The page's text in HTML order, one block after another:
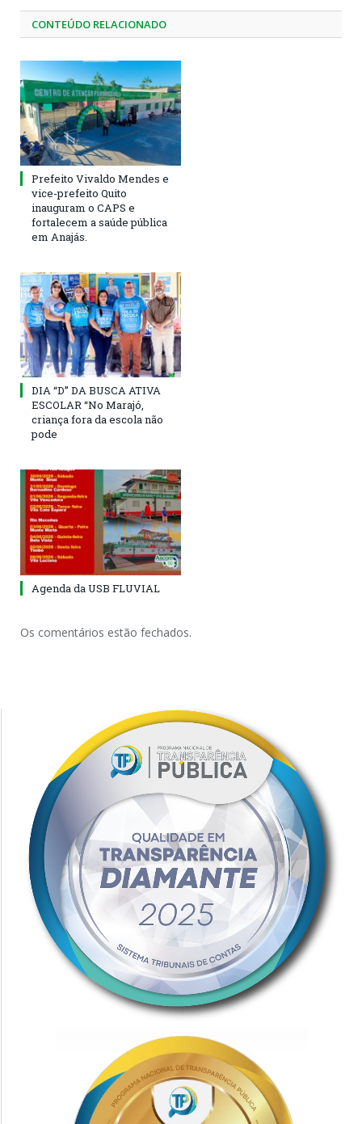
CONTEÚDO RELACIONADO
Prefeito Vivaldo Mendes e
vice-prefeito Quito
inauguram o CAPS e
fortalecem a saúde pública
em Anajás.
DIA “D” DA BUSCA ATIVA
ESCOLAR “No Marajó,
criança fora da escola não
pode
Agenda da USB FLUVIAL
Os comentários estão fechados.